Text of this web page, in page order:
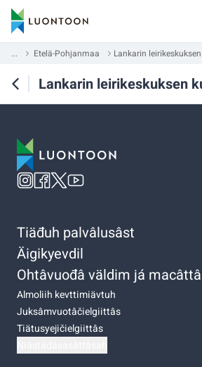
... Etelä-Pohjanmaa Lankarin
Lankarin leirikeskuksen
Tiäđuh palvâlusâst
Äigikyevdil
Ohtâvuođâ väldim já
Almoliih kevttimiävtuh
Juksâmvuotâčielgiittâs
Tiätusyejičielgiittâs